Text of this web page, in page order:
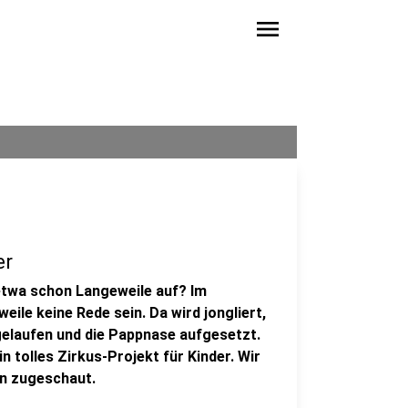
menu
schon Langeweile auf? Im
keine Rede sein. Da wird jongliert,
und die Pappnase aufgesetzt.
tolles Zirkus-Projekt für Kinder. Wir
zugeschaut.